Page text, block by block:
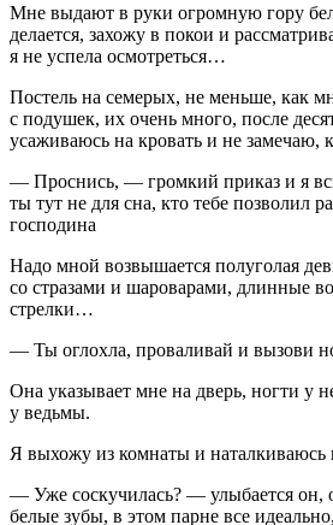
Мне выдают в руки огромную гору
делается, захожу в покои и
я не успела осмотреться…
Постель на семерых, не меньше, как
с подушек, их очень много, после
усаживаюсь на кровать и не замечаю,
— Проснись, — громкий приказ и я
ты тут не для сна, кто тебе позволил
господина
Надо мной возвышается полуголая
со стразами и шароварами, длинные
стрелки…
— Ты оглохла, проваливай и вызови
Она указывает мне на дверь, ногти у
у ведьмы.
Я выхожу из комнаты и наталкиваюсь
— Уже соскучилась? — улыбается он,
белые зубы, в этом парне все